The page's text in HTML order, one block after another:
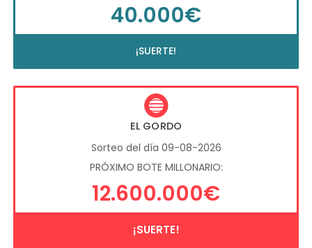
40.000€
¡SUERTE!
EL GORDO
Sorteo del día 09-08-2026
PRÓXIMO BOTE MILLONARIO:
12.600.000€
¡SUERTE!